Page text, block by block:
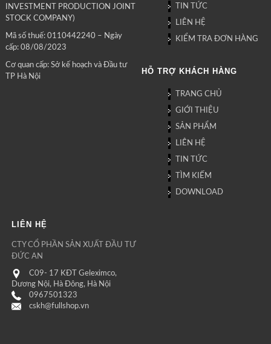
INVESTMENT PRODUCTION JOINT
STOCK COMPANY)
Mã số thuế: 0110442240 – Ngày
cấp: 08/08/2023
Cơ quan cấp: Sở kế hoạch và Đầu tư
TP Hà Nội
TIN TỨC
LIÊN HỆ
KIỂM TRA ĐƠN HÀNG
HỖ TRỢ KHÁCH HÀNG
TRANG CHỦ
GIỚI THIỆU
SẢN PHẨM
LIÊN HỆ
TIN TỨC
TÌM KIẾM
DOWNLOAD
LIÊN HỆ
CTY CỔ PHẦN SẢN XUẤT ĐẦU TƯ
ĐỨC AN
C09- 17 KĐT Geleximco,
Dương Nội, Hà Đông, Hà Nội
0967501323
cskh@fullshop.vn